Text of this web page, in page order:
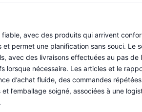
avec des produits qui arrivent
permet une planification sans souci. Le
avec des livraisons effectuées au pas
lorsque nécessaire. Les articles et le
d’achat fluide, des commandes
l’emballage soigné, associées à une